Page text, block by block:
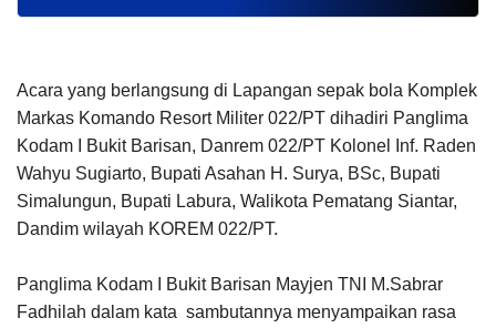
Acara yang berlangsung di Lapangan sepak bola Komplek
Markas Komando Resort Militer 022/PT dihadiri Panglima
Kodam I Bukit Barisan, Danrem 022/PT Kolonel Inf. Raden
Wahyu Sugiarto, Bupati Asahan H. Surya, BSc, Bupati
Simalungun, Bupati Labura, Walikota Pematang Siantar,
Dandim wilayah KOREM 022/PT.
Panglima Kodam I Bukit Barisan Mayjen TNI M.Sabrar
Fadhilah dalam kata sambutannya menyampaikan rasa